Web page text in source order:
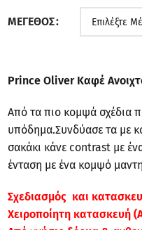
ΜΈΓΕΘΟΣ
Prince Oliver Καφέ
Από τα πιο κομψά σχέδια
υπόδημα.Συνδύασε τα με
σακάκι κάνε contrast με
ένταση με ένα κομψό
Σχεδιασμός και
Χειροποίητη κατασκευή